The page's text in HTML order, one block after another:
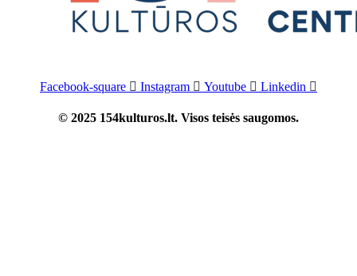
Facebook-square Instagram Youtube Linkedin
© 2025 154kulturos.lt. Visos teisės saugomos.